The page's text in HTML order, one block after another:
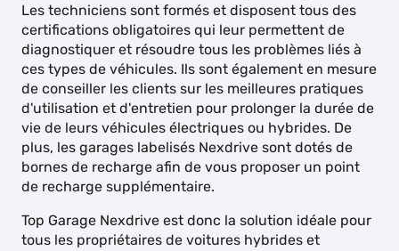
Les techniciens sont formés et disposent tous des
certifications obligatoires qui leur permettent de
diagnostiquer et résoudre tous les problèmes liés à
ces types de véhicules. Ils sont également en mesure
de conseiller les clients sur les meilleures pratiques
d'utilisation et d'entretien pour prolonger la durée de
vie de leurs véhicules électriques ou hybrides. De
plus, les garages labelisés Nexdrive sont dotés de
bornes de recharge afin de vous proposer un point
de recharge supplémentaire.
Top Garage Nexdrive est donc la solution idéale pour
tous les propriétaires de voitures hybrides et